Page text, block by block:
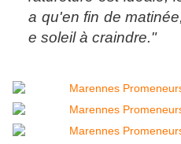
a qu'en fin de
e soleil à craindre."